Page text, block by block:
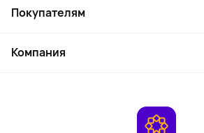
Ноутбуки, мониторы, VR
Косметика и уход
Покупателям
Как заказать
Компания